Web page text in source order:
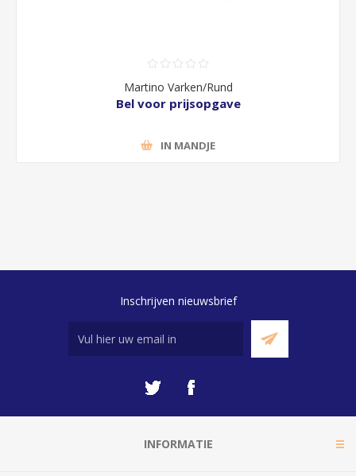
Martino Varken/Rund
Bel voor prijsopgave
IN MANDJE
Inschrijven nieuwsbrief
INFORMATIE